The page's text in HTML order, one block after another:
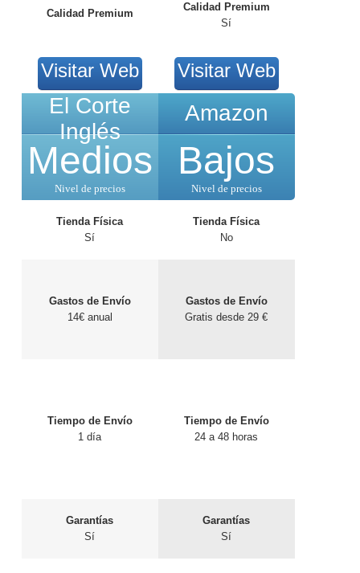
Calidad Premium
Visitar Web
Calidad Premium
Sí
Visitar Web
El Corte
Inglés
Medios
Nivel de precios
Tienda Física
Sí
Gastos de Envío
14€ anual
Tiempo de Envío
1 día
Garantías
Sí
Amazon
Bajos
Nivel de precios
Tienda Física
No
Gastos de Envío
Gratis desde 29 €
Tiempo de Envío
24 a 48 horas
Garantías
Sí